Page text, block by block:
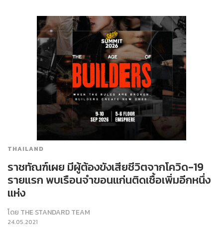
THAILAND
ราชทัณฑ์เผย มีผู้ต้องขังเสียชีวิตจากโควิด-19
รายแรก พบเรือนจำขอนแก่นติดเชื้อเพิ่มอีกหนึ่ง
แห่ง
โดย THE STANDARD TEAM
24.05.2021